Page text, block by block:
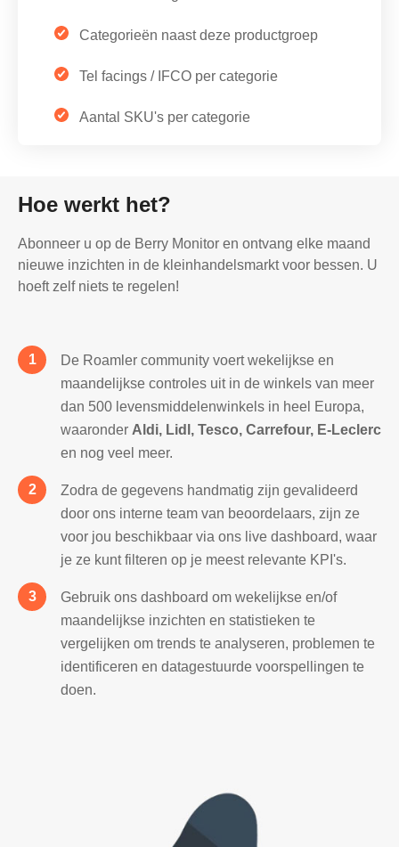
Categorieën naast deze productgroep
Tel facings / IFCO per categorie
Aantal SKU's per categorie
Hoe werkt het?
Abonneer u op de Berry Monitor en ontvang elke maand
nieuwe inzichten in de kleinhandelsmarkt voor bessen. U
hoeft zelf niets te regelen!
De Roamler community voert wekelijkse en
maandelijkse controles uit in de winkels van meer
dan 500 levensmiddelenwinkels in heel Europa,
waaronder Aldi, Lidl, Tesco, Carrefour, E-Leclerc
en nog veel meer.
Zodra de gegevens handmatig zijn gevalideerd
door ons interne team van beoordelaars, zijn ze
voor jou beschikbaar via ons live dashboard, waar
je ze kunt filteren op je meest relevante KPI's.
Gebruik ons dashboard om wekelijkse en/of
maandelijkse inzichten en statistieken te
vergelijken om trends te analyseren, problemen te
identificeren en datagestuurde voorspellingen te
doen.